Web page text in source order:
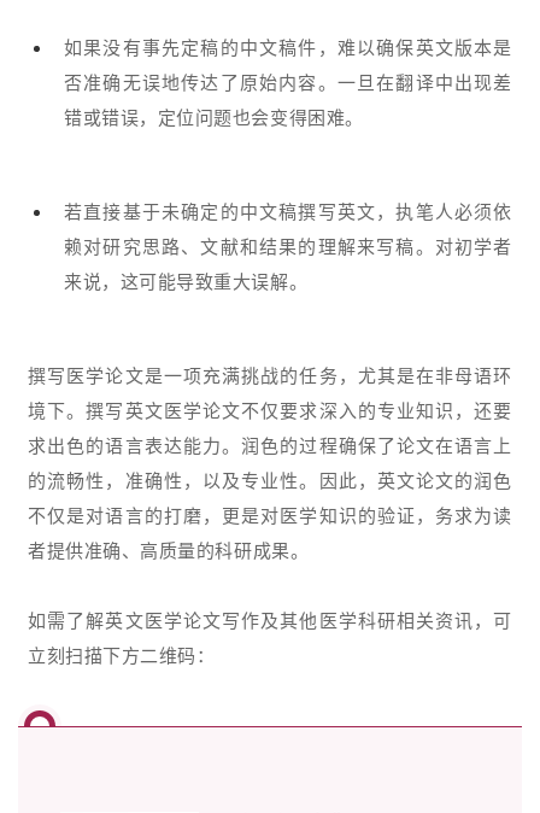
如果没有事先定稿的中文稿件，难以确保英文版本是
否准确无误地传达了原始内容。 一旦在翻译中出现差
错或错误，定位问题也会变得困难。
若直接基于未确定的中文稿撰写英文，执笔人必须依
赖对研究思路、文献和结果的理解来写稿。 对初学者
来说，这可能导致重大误解。
撰写医学论文是一项充满挑战的任务，尤其是在非母语环
境下。撰写英文医学论文不仅要求深入的专业知识，还要
求出色的语言表达能力。润色的过程确保了论文在语言上
的流畅性，准确性，以及专业性。因此，英文论文的润色
不仅是对语言的打磨，更是对医学知识的验证，务求为读
者提供准确、高质量的科研成果。
如需了解英文医学论文写作及其他医学科研相关资讯，可
立刻扫描下方二维码：